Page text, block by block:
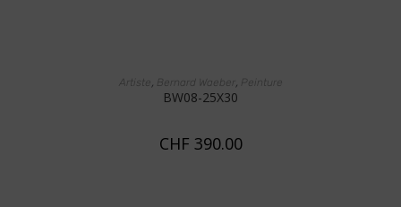
AJOUTER AU PANIER
Artiste, Bernard Waeber , Peinture
BW08-25X30
CHF 390.00